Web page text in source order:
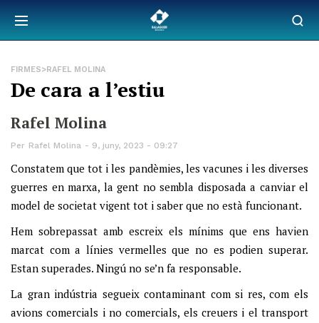
FIRMES>RAFEL MOLINA
De cara a l’estiu
Rafel Molina
Per Rafel Molina 9, juny, 2023 - 09:27
Constatem que tot i les pandèmies, les vacunes i les diverses
guerres en marxa, la gent no sembla disposada a canviar el
model de societat vigent tot i saber que no està funcionant.
Hem sobrepassat amb escreix els mínims que ens havien
marcat com a línies vermelles que no es podien superar.
Estan superades. Ningú no se’n fa responsable.
La gran indústria segueix contaminant com si res, com els
avions comercials i no comercials, els creuers i el transport